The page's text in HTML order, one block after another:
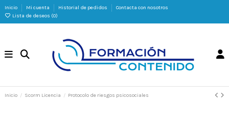
Inicio Mi cuenta Historial de pedidos
Contacta con nosotros
Lista de deseos (0)
Inicio Scorm Licencia Protocolo de riesgos psicosociales